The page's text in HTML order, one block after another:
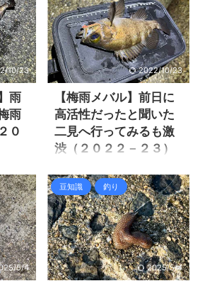
10/23
雨
雨
０
聞い
反応
ング
ング
位が
2022/10/23
【梅雨メバル】前日に
高活性だったと聞いた
二見へ行ってみるも激
渋（２０２２－２３）
ングがあまりにダメでストレ
スMAX。同じ頃二見の梅雨メ
バルは高活性で絶好調だと言
う情報が入る。 離島での通し
釣りから帰り、午前中に３時
間ほど寝ましたが昼からは眠
る事は出来ずに夕方が来る
5/4
豆知識 釣り
2025/5/4